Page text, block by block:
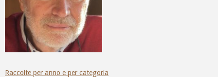
Raccolte per anno e per categoria